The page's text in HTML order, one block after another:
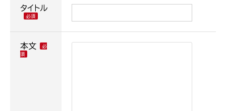
タイトル
本文